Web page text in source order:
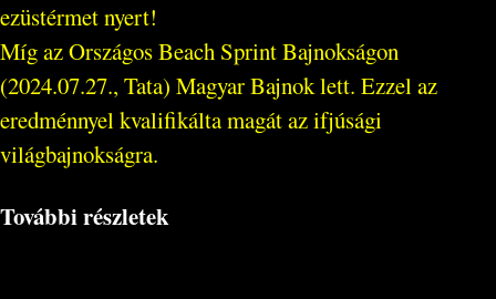
ezüstérmet nyert!
Míg az Országos Beach Sprint Bajnokságon
(2024.07.27., Tata) Magyar Bajnok lett. Ezzel az
eredménnyel kvalifikálta magát az ifjúsági
világbajnokságra.
További részletek